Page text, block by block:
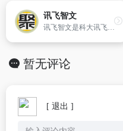
讯飞智文
讯飞智文是科大讯飞推出的AI工具，支持在线生成PPT和Word文档，提供智能排版、丰富模板和语音输入功能，帮助用户快速制作高质量文档。
暂无评论
[ 退出 ]